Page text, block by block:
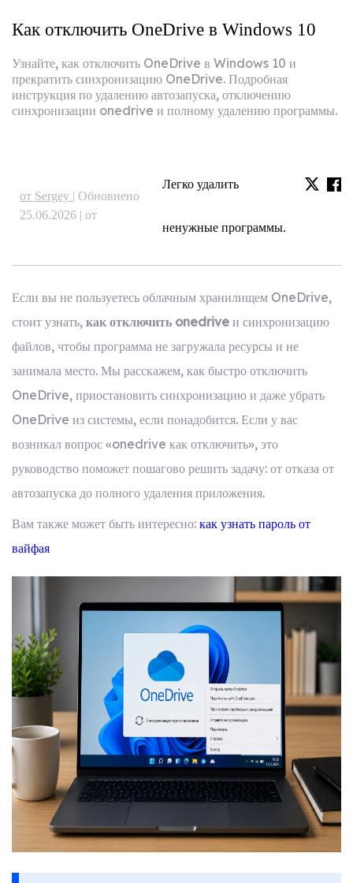
Как отключить OneDrive в Windows 10
Узнайте, как отключить OneDrive в Windows 10 и
прекратить синхронизацию OneDrive. Подробная
инструкция по удалению автозапуска, отключению
синхронизации onedrive и полному удалению программы.
от Sergey | Обновнено
25.06.2026 | от
Легко удалить
ненужные программы.
Если вы не пользуетесь облачным хранилищем OneDrive,
стоит узнать, как отключить onedrive и синхронизацию
файлов, чтобы программа не загружала ресурсы и не
занимала место. Мы расскажем, как быстро отключить
OneDrive, приостановить синхронизацию и даже убрать
OneDrive из системы, если понадобится. Если у вас
возникал вопрос «onedrive как отключить», это
руководство поможет пошагово решить задачу: от отказа от
автозапуска до полного удаления приложения.
Вам также может быть интересно: как узнать пароль от
вайфая